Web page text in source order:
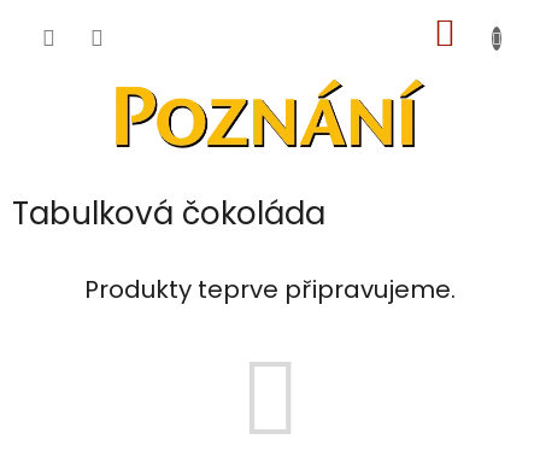
KOŠÍK
Tabulková čokoláda
Produkty teprve připravujeme.